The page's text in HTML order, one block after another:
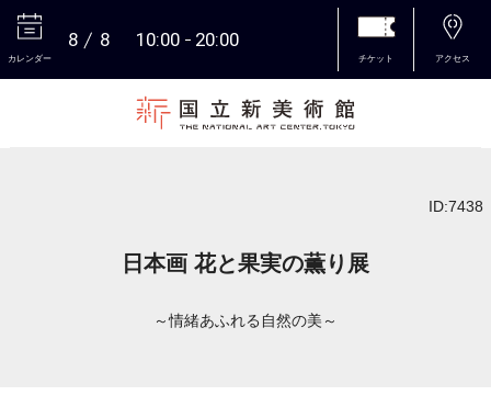
カレンダー
8 8 10:00 20:00
チケット アクセス
ID:7438
日本画 花と果実の薫り展
～情緒あふれる自然の美～